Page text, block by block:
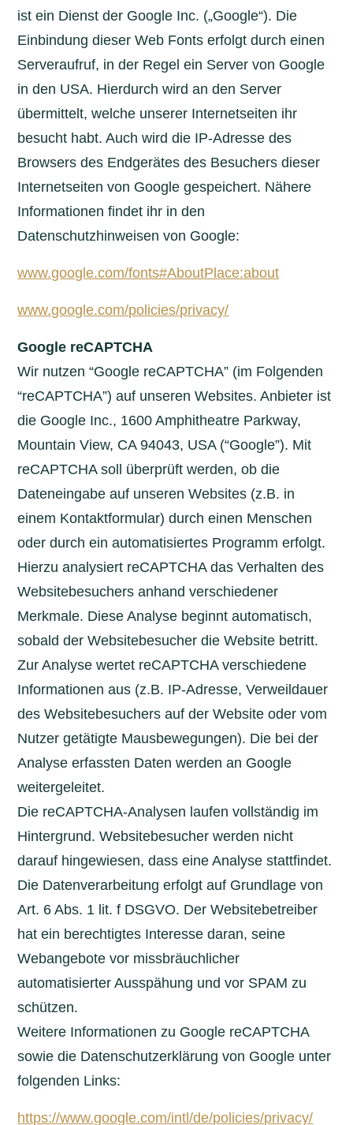
ist ein Dienst der Google Inc. („Google“). Die
Einbindung dieser Web Fonts erfolgt durch einen
Serveraufruf, in der Regel ein Server von Google
in den USA. Hierdurch wird an den Server
übermittelt, welche unserer Internetseiten ihr
besucht habt. Auch wird die IP-Adresse des
Browsers des Endgerätes des Besuchers dieser
Internetseiten von Google gespeichert. Nähere
Informationen findet ihr in den
Datenschutzhinweisen von Google:
www.google.com/fonts#AboutPlace:about
www.google.com/policies/privacy/
Google reCAPTCHA
Wir nutzen “Google reCAPTCHA” (im Folgenden
“reCAPTCHA”) auf unseren Websites. Anbieter ist
die Google Inc., 1600 Amphitheatre Parkway,
Mountain View, CA 94043, USA (“Google”). Mit
reCAPTCHA soll überprüft werden, ob die
Dateneingabe auf unseren Websites (z.B. in
einem Kontaktformular) durch einen Menschen
oder durch ein automatisiertes Programm erfolgt.
Hierzu analysiert reCAPTCHA das Verhalten des
Websitebesuchers anhand verschiedener
Merkmale. Diese Analyse beginnt automatisch,
sobald der Websitebesucher die Website betritt.
Zur Analyse wertet reCAPTCHA verschiedene
Informationen aus (z.B. IP-Adresse, Verweildauer
des Websitebesuchers auf der Website oder vom
Nutzer getätigte Mausbewegungen). Die bei der
Analyse erfassten Daten werden an Google
weitergeleitet.
Die reCAPTCHA-Analysen laufen vollständig im
Hintergrund. Websitebesucher werden nicht
darauf hingewiesen, dass eine Analyse stattfindet.
Die Datenverarbeitung erfolgt auf Grundlage von
Art. 6 Abs. 1 lit. f DSGVO. Der Websitebetreiber
hat ein berechtigtes Interesse daran, seine
Webangebote vor missbräuchlicher
automatisierter Ausspähung und vor SPAM zu
schützen.
Weitere Informationen zu Google reCAPTCHA
sowie die Datenschutzerklärung von Google unter
folgenden Links:
https://www.google.com/intl/de/policies/privacy/